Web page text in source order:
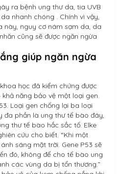
ra bệnh ung thư da, tia UVB
nhanh chóng . Chính vì vậy,
này, nguy cơ nám sạm da, da
cũng sẽ được ngăn ngừa
giúp ngăn ngừa
học đã kiểm chứng được
năng bảo vệ một loại gen.
Loại gen chống lại ba loại
đa phần là ung thư tế bào đáy,
thư tế bào hắc sắc tố. Elke
cứu cho biết. “Khi một
sáng mặt trời. Gene P53 sẽ
đó, không để cho tế bào ung
các vùng da bị tổn thương.”